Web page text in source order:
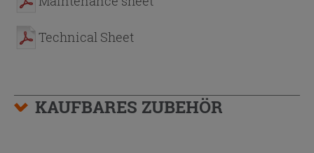
Technical Sheet
KAUFBARES ZUBEHÖR